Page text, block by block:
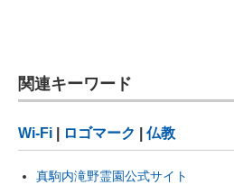
関連キーワード
Wi-Fi ロゴマーク 仏教
真駒内滝野霊園公式サイト